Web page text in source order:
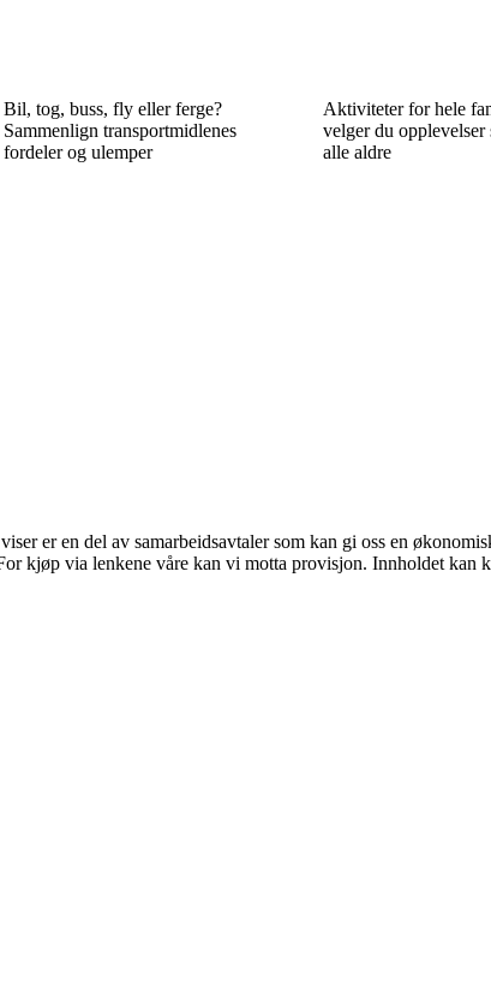
Bil, tog, buss, fly eller ferge?
Sammenlign transportmidlenes
fordeler og ulemper
Aktiviteter for hele
velger du opplevelser
alle aldre
er en del av samarbeidsavtaler som kan gi oss en
kjøp via lenkene våre kan vi motta provisjon. Innholdet kan